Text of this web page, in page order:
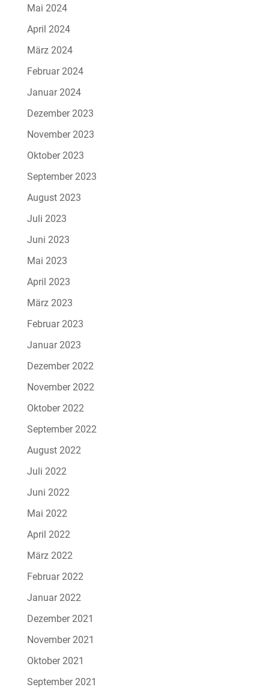
Mai 2024
April 2024
März 2024
Februar 2024
Januar 2024
Dezember 2023
November 2023
Oktober 2023
September 2023
August 2023
Juli 2023
Juni 2023
Mai 2023
April 2023
März 2023
Februar 2023
Januar 2023
Dezember 2022
November 2022
Oktober 2022
September 2022
August 2022
Juli 2022
Juni 2022
Mai 2022
April 2022
März 2022
Februar 2022
Januar 2022
Dezember 2021
November 2021
Oktober 2021
September 2021